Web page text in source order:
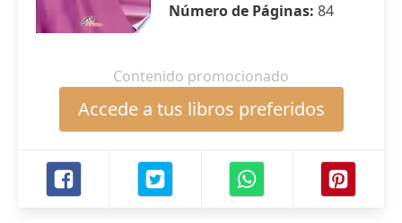
Número de Páginas: 84
Contenido promocionado
Accede a tus libros preferidos